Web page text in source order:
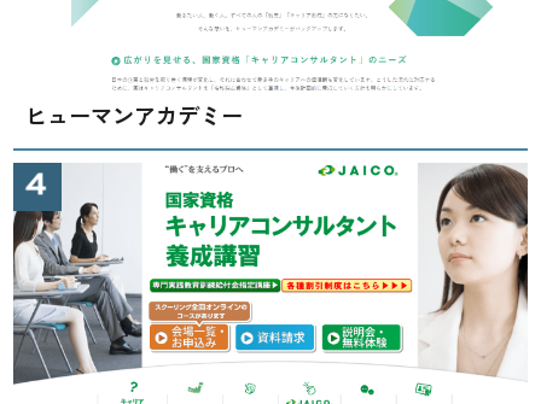
ヒューマンアカデミー